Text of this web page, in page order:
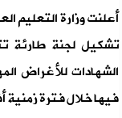
أعلنت وزارة التعليم
تشكيل لجنة طارئة
الشهادات للأغراض
فيها خلال فترة